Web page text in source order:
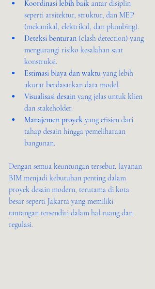
Koordinasi lebih baik antar disiplin
seperti arsitektur, struktur, dan MEP
(mekanikal, elektrikal, dan plumbing).
Deteksi benturan (clash detection) yang
mengurangi risiko kesalahan saat
konstruksi.
Estimasi biaya dan waktu yang lebih
akurat berdasarkan data model.
Visualisasi desain yang jelas untuk klien
dan stakeholder.
Manajemen proyek yang efisien dari
tahap desain hingga pemeliharaan
bangunan.
Dengan semua keuntungan tersebut, layanan
BIM menjadi kebutuhan penting dalam
proyek desain modern, terutama di kota
besar seperti Jakarta yang memiliki
tantangan tersendiri dalam hal ruang dan
regulasi.